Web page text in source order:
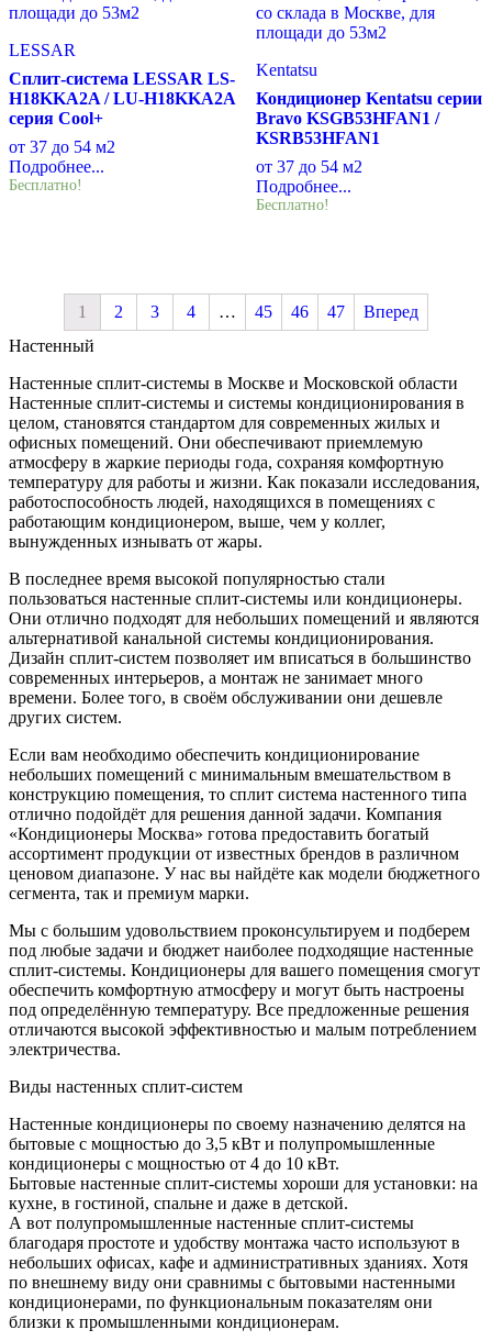
LESSAR
Сплит-система LESSAR LS-
H18KKA2A / LU-H18KKA2A
серия Cool+
от 37 до 54 м2
Подробнее...
Бесплатно!
Kentatsu
Кондиционер Kentatsu серии
Bravo KSGB53HFAN1 /
KSRB53HFAN1
от 37 до 54 м2
Подробнее...
Бесплатно!
1 2 3 4 … 45 46 47
Вперед
Настенный
Настенные сплит-системы в Москве и Московской области
Настенные сплит-системы и системы кондиционирования в
целом, становятся стандартом для современных жилых и
офисных помещений. Они обеспечивают приемлемую
атмосферу в жаркие периоды года, сохраняя комфортную
температуру для работы и жизни. Как показали исследования,
работоспособность людей, находящихся в помещениях с
работающим кондиционером, выше, чем у коллег,
вынужденных изнывать от жары.
В последнее время высокой популярностью стали
пользоваться настенные сплит-системы или кондиционеры.
Они отлично подходят для небольших помещений и являются
альтернативой канальной системы кондиционирования.
Дизайн сплит-систем позволяет им вписаться в большинство
современных интерьеров, а монтаж не занимает много
времени. Более того, в своём обслуживании они дешевле
других систем.
Если вам необходимо обеспечить кондиционирование
небольших помещений с минимальным вмешательством в
конструкцию помещения, то сплит система настенного типа
отлично подойдёт для решения данной задачи. Компания
«Кондиционеры Москва» готова предоставить богатый
ассортимент продукции от известных брендов в различном
ценовом диапазоне. У нас вы найдёте как модели бюджетного
сегмента, так и премиум марки.
Мы с большим удовольствием проконсультируем и подберем
под любые задачи и бюджет наиболее подходящие настенные
сплит-системы. Кондиционеры для вашего помещения смогут
обеспечить комфортную атмосферу и могут быть настроены
под определённую температуру. Все предложенные решения
отличаются высокой эффективностью и малым потреблением
электричества.
Виды настенных сплит-систем
Настенные кондиционеры по своему назначению делятся на
бытовые с мощностью до 3,5 кВт и полупромышленные
кондиционеры с мощностью от 4 до 10 кВт.
Бытовые настенные сплит-системы хороши для установки: на
кухне, в гостиной, спальне и даже в детской.
А вот полупромышленные настенные сплит-системы
благодаря простоте и удобству монтажа часто используют в
небольших офисах, кафе и административных зданиях. Хотя
по внешнему виду они сравнимы с бытовыми настенными
кондиционерами, по функциональным показателям они
близки к промышленными кондиционерам.